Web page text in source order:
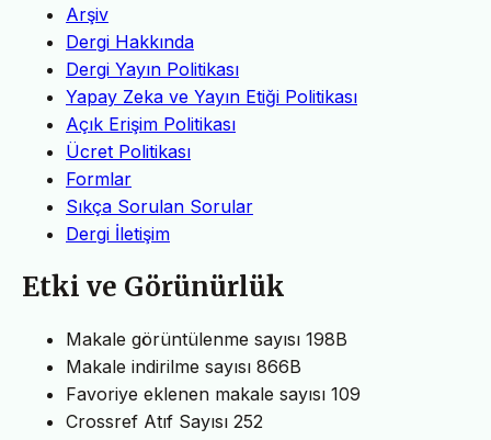
Arşiv
Dergi Hakkında
Dergi Yayın Politikası
Yapay Zeka ve Yayın Etiği Politikası
Açık Erişim Politikası
Ücret Politikası
Formlar
Sıkça Sorulan Sorular
Dergi İletişim
Etki ve Görünürlük
Makale görüntülenme sayısı 198B
Makale indirilme sayısı 866B
Favoriye eklenen makale sayısı 109
Crossref Atıf Sayısı 252